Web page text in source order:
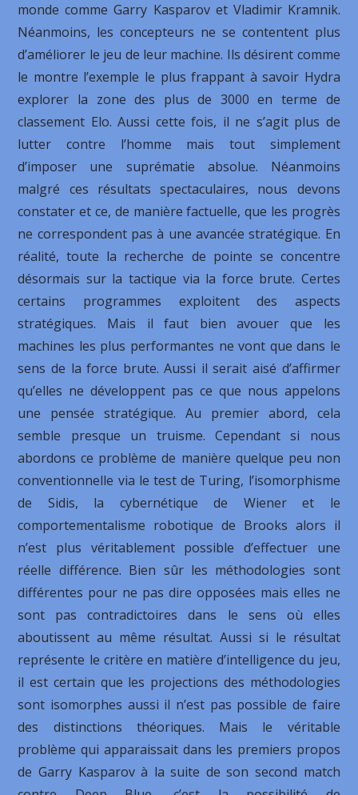
monde comme Garry Kasparov et Vladimir Kramnik.
Néanmoins, les concepteurs ne se contentent plus
d’améliorer le jeu de leur machine. Ils désirent comme
le montre l’exemple le plus frappant à savoir Hydra
explorer la zone des plus de 3000 en terme de
classement Elo. Aussi cette fois, il ne s’agit plus de
lutter contre l’homme mais tout simplement
d’imposer une suprématie absolue. Néanmoins
malgré ces résultats spectaculaires, nous devons
constater et ce, de manière factuelle, que les progrès
ne correspondent pas à une avancée stratégique. En
réalité, toute la recherche de pointe se concentre
désormais sur la tactique via la force brute. Certes
certains programmes exploitent des aspects
stratégiques. Mais il faut bien avouer que les
machines les plus performantes ne vont que dans le
sens de la force brute. Aussi il serait aisé d’affirmer
qu’elles ne développent pas ce que nous appelons
une pensée stratégique. Au premier abord, cela
semble presque un truisme. Cependant si nous
abordons ce problème de manière quelque peu non
conventionnelle via le test de Turing, l’isomorphisme
de Sidis, la cybernétique de Wiener et le
comportementalisme robotique de Brooks alors il
n’est plus véritablement possible d’effectuer une
réelle différence. Bien sûr les méthodologies sont
différentes pour ne pas dire opposées mais elles ne
sont pas contradictoires dans le sens où elles
aboutissent au même résultat. Aussi si le résultat
représente le critère en matière d’intelligence du jeu,
il est certain que les projections des méthodologies
sont isomorphes aussi il n’est pas possible de faire
des distinctions théoriques. Mais le véritable
problème qui apparaissait dans les premiers propos
de Garry Kasparov à la suite de son second match